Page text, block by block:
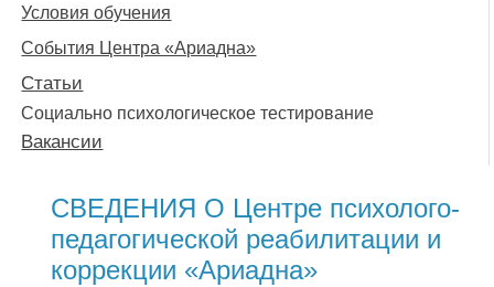
Условия обучения
События Центра «Ариадна»
Статьи
Социально психологическое тестирование
Вакансии
СВЕДЕНИЯ О Центре психолого-
педагогической реабилитации и
коррекции «Ариадна»